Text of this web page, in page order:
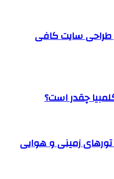
طراحی سایت کافی
چقدر است؟
تورهای زمینی و هوایی